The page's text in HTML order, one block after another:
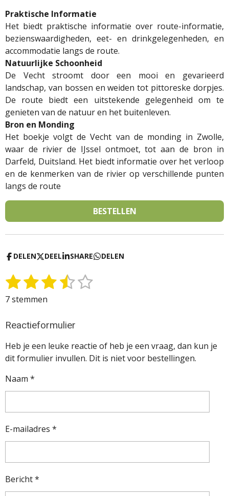
Praktische Informatie
Het biedt praktische informatie over route-informatie,
bezienswaardigheden, eet- en drinkgelegenheden, en
accommodatie langs de route.
Natuurlijke Schoonheid
De Vecht stroomt door een mooi en gevarieerd
landschap, van bossen en weiden tot pittoreske dorpjes.
De route biedt een uitstekende gelegenheid om te
genieten van de natuur en het buitenleven.
Bron en Monding
Het boekje volgt de Vecht van de monding in Zwolle,
waar de rivier de IJssel ontmoet, tot aan de bron in
Darfeld, Duitsland. Het biedt informatie over het verloop
en de kenmerken van de rivier op verschillende punten
langs de route
BESTELLEN
DELEN DEEL SHARE DELEN
R
a
t
n
g
.
4
8
5
7
4
2
1
s
e
r
2
s
e
r
r
e
n
3
s
e
r
r
n
4
e
r
r
n
5
r
r
n
S
n
7 stemmen
Reactieformulier
Heb je een leuke reactie of heb je een vraag, dan kun je
dit formulier invullen. Dit is niet voor bestellingen.
Naam *
E-mailadres *
Bericht *